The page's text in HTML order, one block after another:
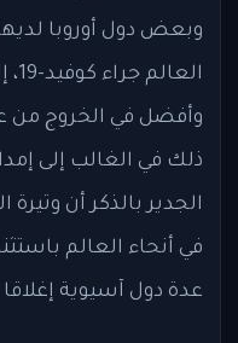
وبعض دول أوروبا
وأفضل في الخروج من
ذلك في الغالب إلى
الجدير بالذكر أن
في أنحاء العالم
عدة دول آسيوية إغلاقا